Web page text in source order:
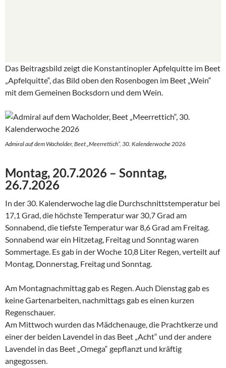
Das Beitragsbild zeigt die Konstantinopler Apfelquitte im Beet
„Apfelquitte“, das Bild oben den Rosenbogen im Beet „Wein“
mit dem Gemeinen Bocksdorn und dem Wein.
Admiral auf dem Wacholder, Beet „Meerrettich“, 30. Kalenderwoche 2026
Montag, 20.7.2026 – Sonntag,
26.7.2026
In der 30. Kalenderwoche lag die Durchschnittstemperatur bei
17,1 Grad, die höchste Temperatur war 30,7 Grad am
Sonnabend, die tiefste Temperatur war 8,6 Grad am Freitag.
Sonnabend war ein Hitzetag, Freitag und Sonntag waren
Sommertage. Es gab in der Woche 10,8 Liter Regen, verteilt auf
Montag, Donnerstag, Freitag und Sonntag.
Am Montagnachmittag gab es Regen. Auch Dienstag gab es
keine Gartenarbeiten, nachmittags gab es einen kurzen
Regenschauer.
Am Mittwoch wurden das Mädchenauge, die Prachtkerze und
einer der beiden Lavendel in das Beet „Acht“ und der andere
Lavendel in das Beet „Omega“ gepflanzt und kräftig
angegossen.